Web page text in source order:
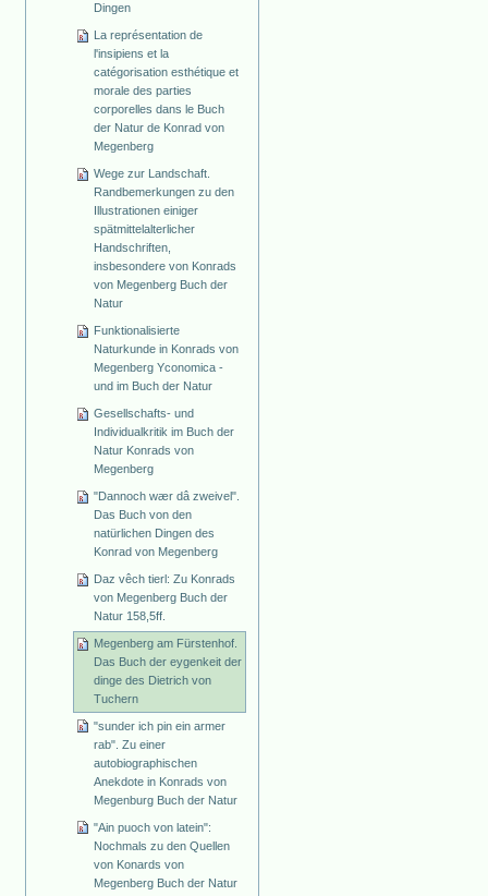
Dingen
La représentation de
l'insipiens et la
catégorisation esthétique et
morale des parties
corporelles dans le Buch
der Natur de Konrad von
Megenberg
Wege zur Landschaft.
Randbemerkungen zu den
Illustrationen einiger
spätmittelalterlicher
Handschriften,
insbesondere von Konrads
von Megenberg Buch der
Natur
Funktionalisierte
Naturkunde in Konrads von
Megenberg Yconomica -
und im Buch der Natur
Gesellschafts- und
Individualkritik im Buch der
Natur Konrads von
Megenberg
"Dannoch wær dâ zweivel".
Das Buch von den
natürlichen Dingen des
Konrad von Megenberg
Daz vêch tierl: Zu Konrads
von Megenberg Buch der
Natur 158,5ff.
Megenberg am Fürstenhof.
Das Buch der eygenkeit der
dinge des Dietrich von
Tuchern
"sunder ich pin ein armer
rab". Zu einer
autobiographischen
Anekdote in Konrads von
Megenburg Buch der Natur
"Ain puoch von latein":
Nochmals zu den Quellen
von Konards von
Megenberg Buch der Natur